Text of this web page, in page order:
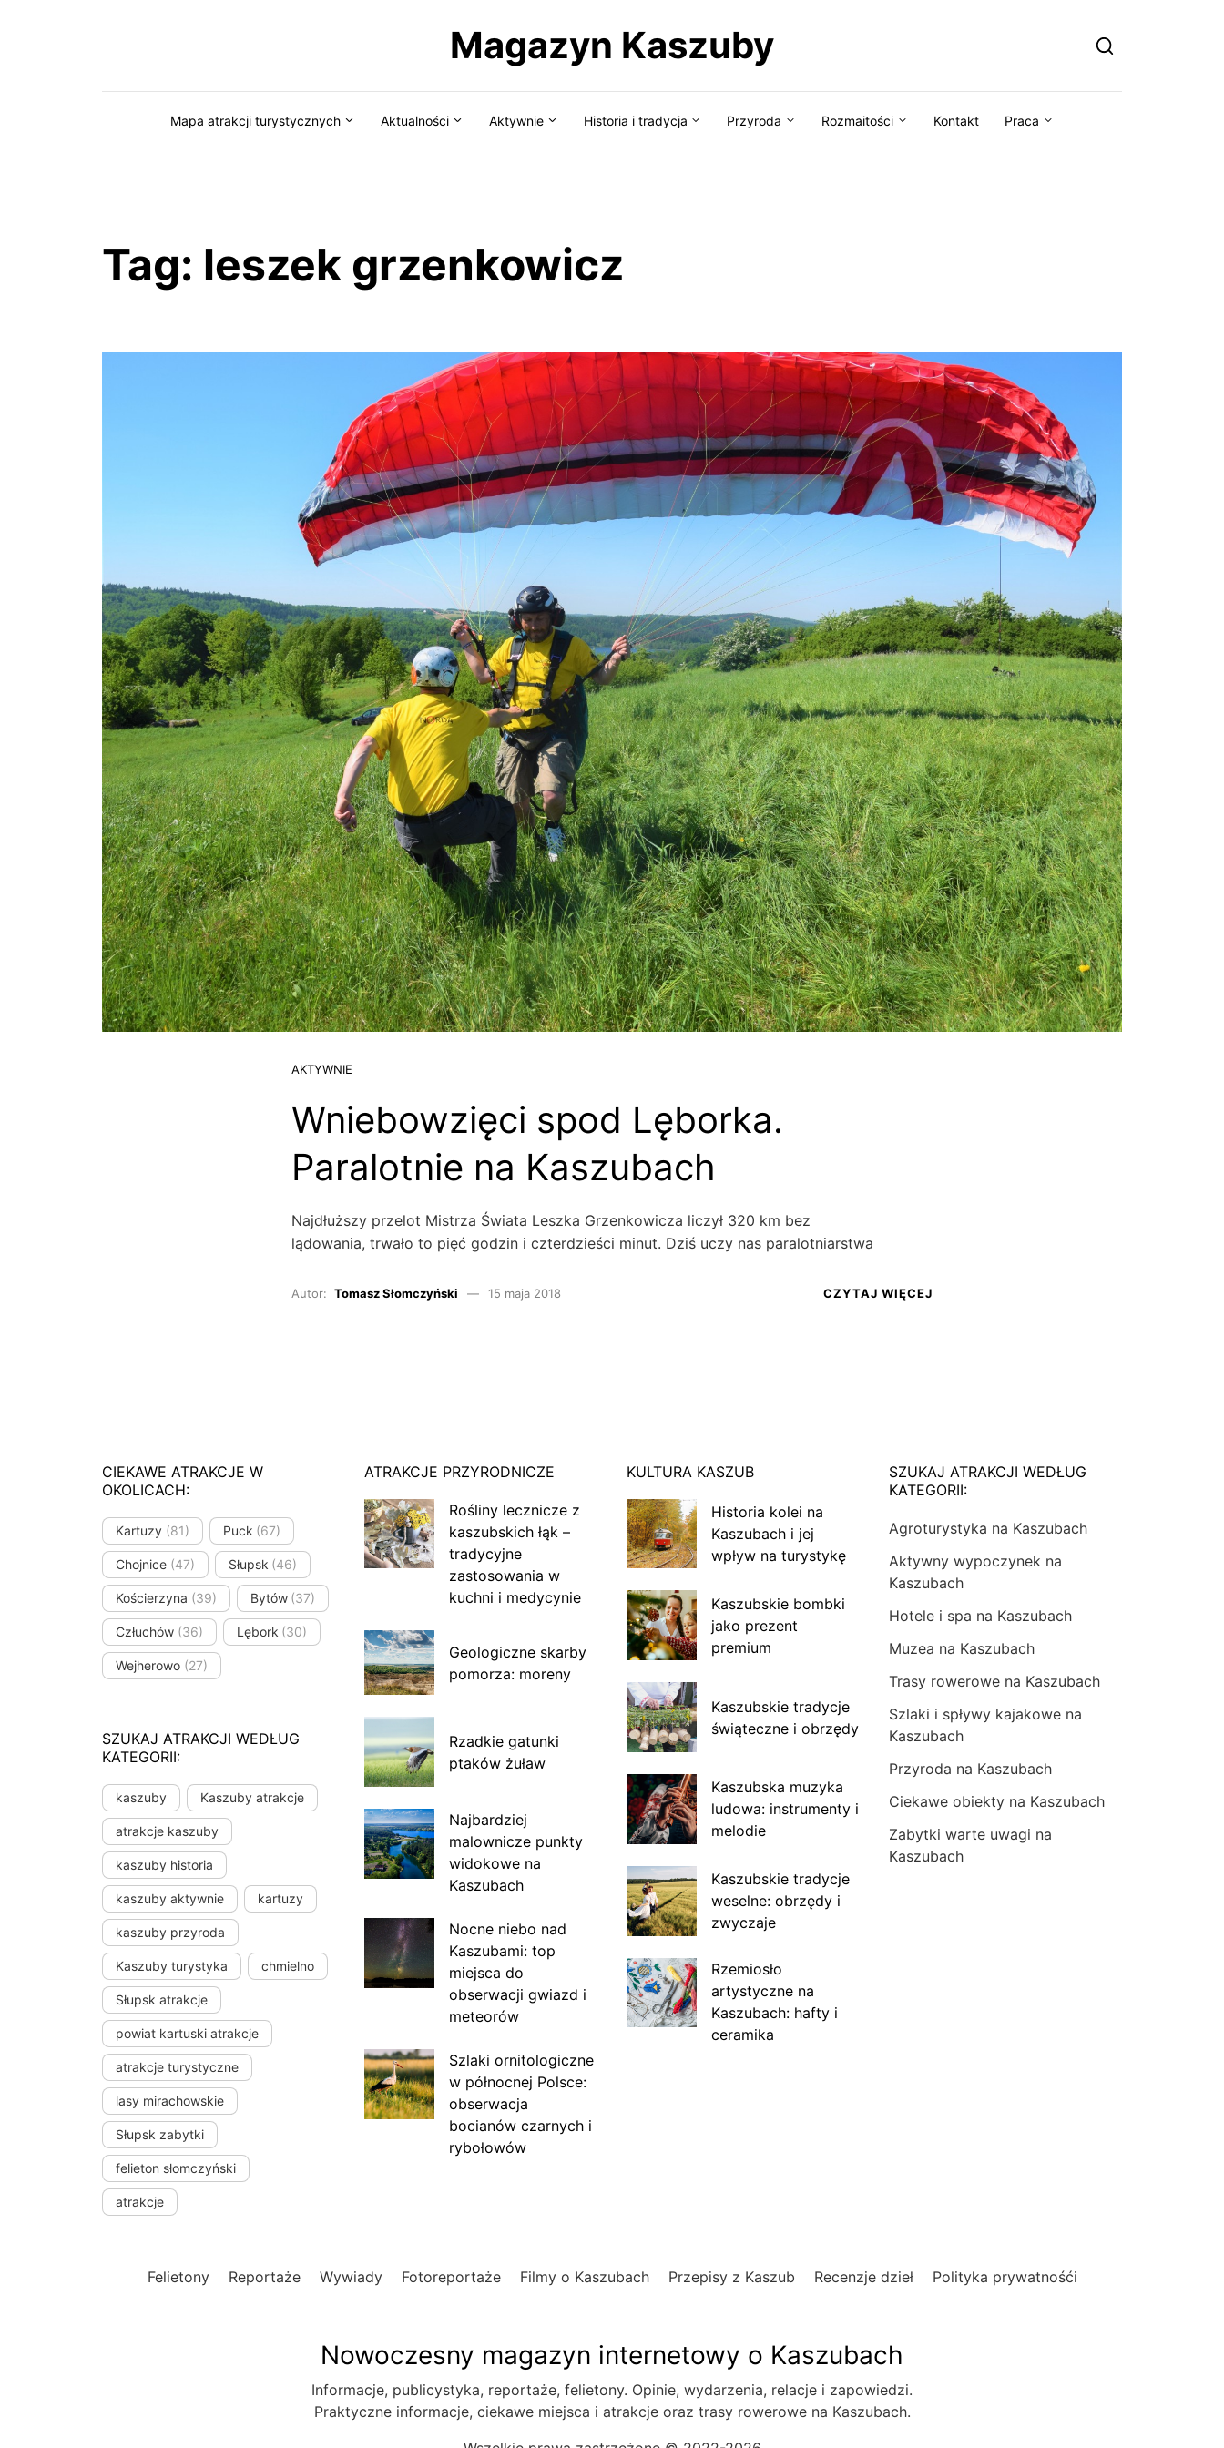
Magazyn Kaszuby
Mapa atrakcji turystycznych Aktualności Aktywnie Historia i tradycja Przyroda Rozmaitości Kontakt Praca
Tag: leszek grzenkowicz
AKTYWNIE
Wniebowzięci spod Lęborka.
Paralotnie na Kaszubach
Najdłuższy przelot Mistrza Świata Leszka Grzenkowicza liczył 320 km bez
lądowania, trwało to pięć godzin i czterdzieści minut. Dziś uczy nas paralotniarstwa
Autor: Tomasz Słomczyński 15 maja 2018 CZYTAJ WIĘCEJ
CIEKAWE ATRAKCJE W
OKOLICACH:
Kartuzy (81) Puck (67)
Chojnice (47) Słupsk (46)
Kościerzyna (39) Bytów (37)
Człuchów (36) Lębork (30)
Wejherowo (27)
SZUKAJ ATRAKCJI WEDŁUG
KATEGORII:
kaszuby Kaszuby atrakcje
atrakcje kaszuby
kaszuby historia
kaszuby aktywnie kartuzy
kaszuby przyroda
Kaszuby turystyka chmielno
Słupsk atrakcje
powiat kartuski atrakcje
atrakcje turystyczne
lasy mirachowskie
Słupsk zabytki
felieton słomczyński
atrakcje
ATRAKCJE PRZYRODNICZE
Rośliny lecznicze z
kaszubskich łąk –
tradycyjne
zastosowania w
kuchni i medycynie
Geologiczne skarby
pomorza: moreny
Rzadkie gatunki
ptaków żuław
Najbardziej
malownicze punkty
widokowe na
Kaszubach
Nocne niebo nad
Kaszubami: top
miejsca do
obserwacji gwiazd i
meteorów
Szlaki ornitologiczne
w północnej Polsce:
obserwacja
bocianów czarnych i
rybołowów
KULTURA KASZUB
Historia kolei na
Kaszubach i jej
wpływ na turystykę
Kaszubskie bombki
jako prezent
premium
Kaszubskie tradycje
świąteczne i obrzędy
Kaszubska muzyka
ludowa: instrumenty i
melodie
Kaszubskie tradycje
weselne: obrzędy i
zwyczaje
Rzemiosło
artystyczne na
Kaszubach: hafty i
ceramika
SZUKAJ ATRAKCJI WEDŁUG
KATEGORII:
Agroturystyka na Kaszubach
Aktywny wypoczynek na
Kaszubach
Hotele i spa na Kaszubach
Muzea na Kaszubach
Trasy rowerowe na Kaszubach
Szlaki i spływy kajakowe na
Kaszubach
Przyroda na Kaszubach
Ciekawe obiekty na Kaszubach
Zabytki warte uwagi na
Kaszubach
Felietony Reportaże Wywiady Fotoreportaże Filmy o Kaszubach Przepisy z Kaszub Recenzje dzieł Polityka prywatnośći
Nowoczesny magazyn internetowy o Kaszubach
Informacje, publicystyka, reportaże, felietony. Opinie, wydarzenia, relacje i zapowiedzi.
Praktyczne informacje, ciekawe miejsca i atrakcje oraz trasy rowerowe na Kaszubach.